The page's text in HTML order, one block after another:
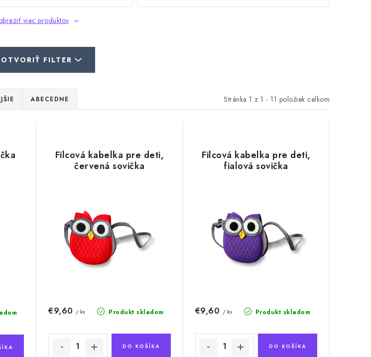
viac produktov
OTVORIŤ FILTER
Stránka 1 z 1 - 11 položiek celkom
ABECEDNE
Filcová kabelka pre deti,
červená sovička
Produkt skladom
€9,60 / ks
DO KOŠÍKA
Filcová kabelka pre deti,
fialová sovička
Produkt skladom
€9,60 / ks
DO KOŠÍKA